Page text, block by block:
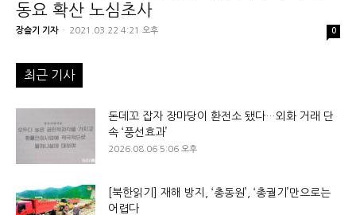
동요 확산 노심초사
장슬기 기자 - 2021.03.22 4:21 오후 0
최근 기사
돈데꼬 잡자 장마당이 환전소 됐다…외화 거래 단
속 ‘풍선효과’
2026.08.06 5:06 오후
[북한읽기] 재해 방지, ‘총동원’, ‘총궐기’만으로는
어렵다